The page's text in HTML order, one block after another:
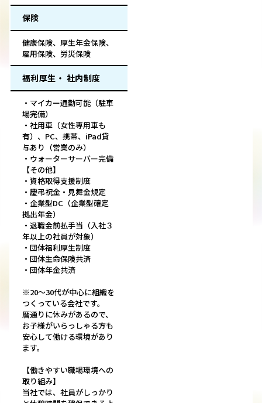
保険
健康保険、厚生年金保険、
雇用保険、労災保険
福利厚生・ 社内制度
・マイカー通勤可能（駐車
場完備）
・社用車（女性専用車も
有）、PC、携帯、iPad貸
与あり（営業のみ）
・ウォーターサーバー完備
【その他】
・資格取得支援制度
・慶弔祝金・見舞金規定
・企業型DC（企業型確定
拠出年金）
・退職金前払手当（入社３
年以上の社員が対象）
・団体福利厚生制度
・団体生命保険共済
・団体年金共済
※20～30代が中心に組織を
つくっている会社です。
暦通りに休みがあるので、
お子様がいらっしゃる方も
安心して働ける環境があり
ます。
【働きやすい職場環境への
取り組み】
当社では、社員がしっかり